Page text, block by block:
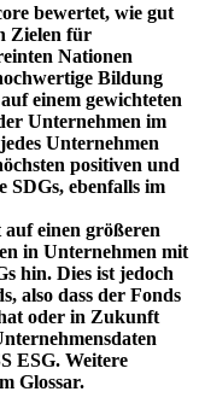
bewertet, wie gut
Zielen für
Nationen
Bildung
einem gewichteten
Unternehmen im
Unternehmen
positiven und
SDGs, ebenfalls im
auf einen größeren
in Unternehmen mit
hin. Dies ist jedoch
also dass der Fonds
oder in Zukunft
ESG. Weitere
Glossar.